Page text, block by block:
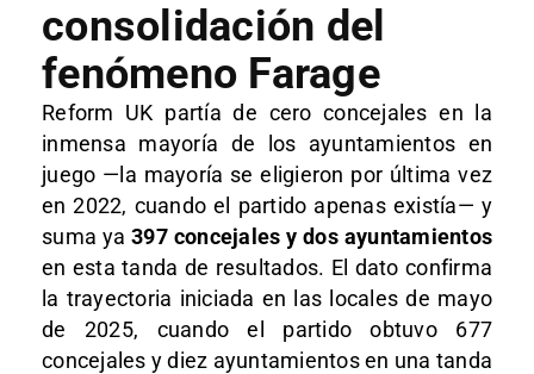
consolidación del
fenómeno Farage
Reform UK partía de cero concejales en la
inmensa mayoría de los ayuntamientos en
juego —la mayoría se eligieron por última vez
en 2022, cuando el partido apenas existía— y
suma ya397 concejales y dos ayuntamientos
en esta tanda de resultados. El dato confirma
la trayectoria iniciada en las locales de mayo
de 2025, cuando el partido obtuvo 677
concejales y diez ayuntamientos en una tanda